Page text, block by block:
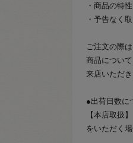
・商品の特
・予告なく
ご注文の際
商品につい
来店いただ
●出荷日数に
【本店取扱
をいただく